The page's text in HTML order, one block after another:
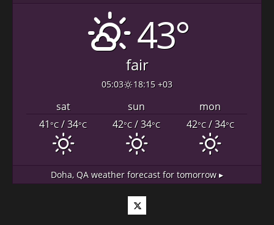
43°
fair
05:03 18:15 +03
sat sun
mon
41°C/ 34°C 42°C/ 34°C 42°C/ 34°C
Doha, QA weather forecast for tomorrow ▸
Twitter